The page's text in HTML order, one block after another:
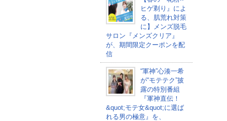
ヒゲ剃り』によ
る、肌荒れ対策
に】メンズ脱毛
サロン『メンズクリア』
が、期間限定クーポンを配
信
“軍神”心湊一希
が“モテテク”披
露の特別番組
『軍神直伝！
&quot;モテ女&quot;に選ば
れる男の極意』を、